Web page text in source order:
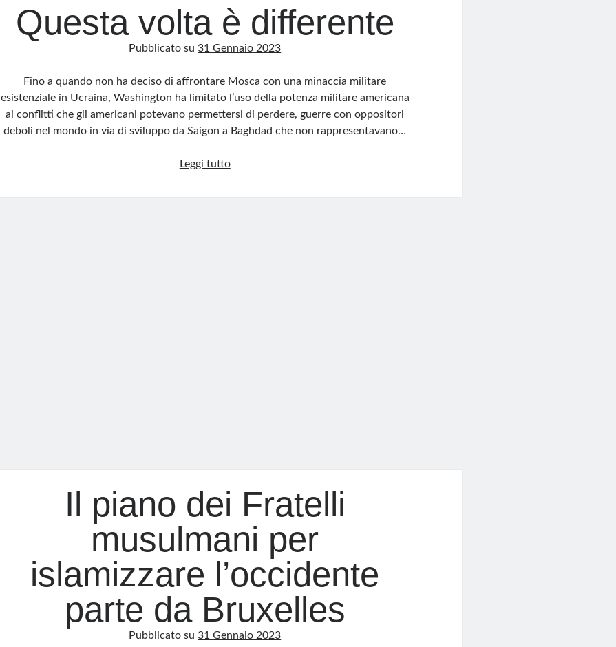
Questa volta è differente
Pubblicato su31 Gennaio 2023
Fino a quando non ha deciso di affrontare Mosca con una minaccia militare
esistenziale in Ucraina, Washington ha limitato l’uso della potenza militare americana
ai conflitti che gli americani potevano permettersi di perdere, guerre con oppositori
deboli nel mondo in via di sviluppo da Saigon a Baghdad che non rappresentavano…
Leggi tuttoQuesta
Il piano dei Fratelli
musulmani per
islamizzare l’occidente
parte da Bruxelles
Pubblicato su31 Gennaio 2023